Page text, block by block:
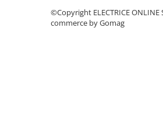
Relee si contactoare modulare
Contactoare modulare
©Copyright ELECTRICE ONLINE
commerce by Gomag